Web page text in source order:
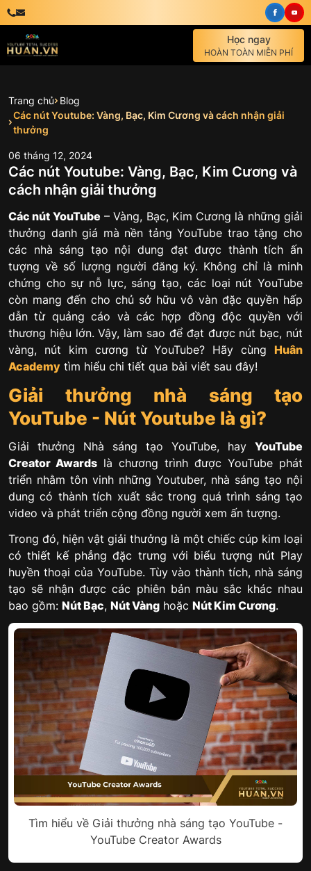
Học ngay
HOÀN TOÀN MIỄN PHÍ
Trang chủ Blog
Các nút Youtube: Vàng, Bạc, Kim Cương và cách nhận giải
thưởng
06 tháng 12, 2024
Các nút Youtube: Vàng, Bạc, Kim Cương và
cách nhận giải thưởng
Các nút YouTube – Vàng, Bạc, Kim Cương là những giải
thưởng danh giá mà nền tảng YouTube trao tặng cho
các nhà sáng tạo nội dung đạt được thành tích ấn
tượng về số lượng người đăng ký. Không chỉ là minh
chứng cho sự nỗ lực, sáng tạo, các loại nút YouTube
còn mang đến cho chủ sở hữu vô vàn đặc quyền hấp
dẫn từ quảng cáo và các hợp đồng độc quyền với
thương hiệu lớn. Vậy, làm sao để đạt được nút bạc, nút
vàng, nút kim cương từ YouTube? Hãy cùng Huân
Academy tìm hiểu chi tiết qua bài viết sau đây!
Giải thưởng nhà sáng tạo
YouTube - Nút Youtube là gì?
Giải thưởng Nhà sáng tạo YouTube, hay YouTube
Creator Awards là chương trình được YouTube phát
triển nhằm tôn vinh những Youtuber, nhà sáng tạo nội
dung có thành tích xuất sắc trong quá trình sáng tạo
video và phát triển cộng đồng người xem ấn tượng.
Trong đó, hiện vật giải thưởng là một chiếc cúp kim loại
có thiết kế phẳng đặc trưng với biểu tượng nút Play
huyền thoại của YouTube. Tùy vào thành tích, nhà sáng
tạo sẽ nhận được các phiên bản màu sắc khác nhau
bao gồm: Nút Bạc, Nút Vàng hoặc Nút Kim Cương.
Tìm hiểu về Giải thưởng nhà sáng tạo YouTube -
YouTube Creator Awards